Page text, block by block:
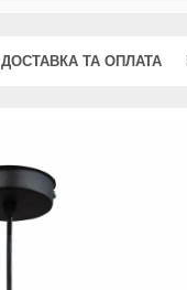
ДОСТАВКА ТА ОПЛАТА